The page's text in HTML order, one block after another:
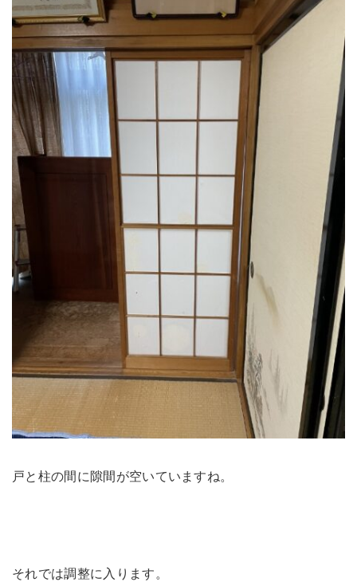
戸と柱の間に隙間が空いていますね。
それでは調整に入ります。